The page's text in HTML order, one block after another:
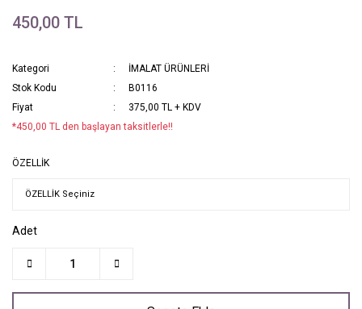
450,00 TL
Kategori
İMALAT ÜRÜNLERİ
Stok Kodu
B0116
Fiyat
375,00 TL + KDV
*450,00 TL den başlayan taksitlerle!!
ÖZELLİK
Adet